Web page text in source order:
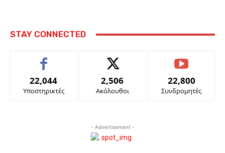
STAY CONNECTED
22,044
Υποστηρικτές
2,506
Ακόλουθοι
22,800
Συνδρομητές
- Advertisement -